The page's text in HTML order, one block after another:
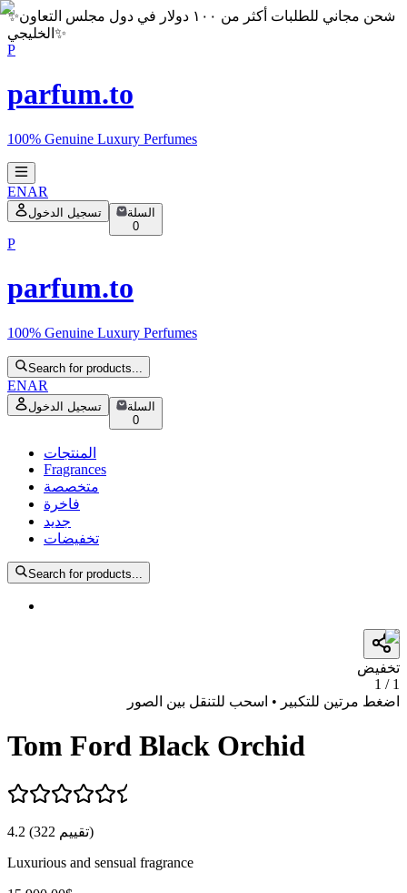
✨شحن مجاني للطلبات أكثر من ١٠٠ دولار في دول مجلس التعاون
الخليجي ✨
P
parfum.to
100% Genuine Luxury Perfumes
ENAR
تسجيل الدخول
السلة
0
P
parfum.to
100% Genuine Luxury Perfumes
Search for products...
ENAR
تسجيل الدخول
السلة
0
المنتجات
Fragrances
متخصصة
فاخرة
جديد
تخفيضات
Search for products...
تخفيض
1
/
1
اضغط مرتين للتكبير • اسحب للتنقل بين الصور
Tom Ford Black Orchid
4.2 (322 تقييم)
Luxurious and sensual fragrance